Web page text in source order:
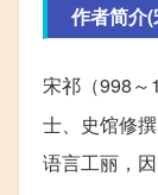
作者简介
宋祁（998～
士、史馆修
语言工丽，因